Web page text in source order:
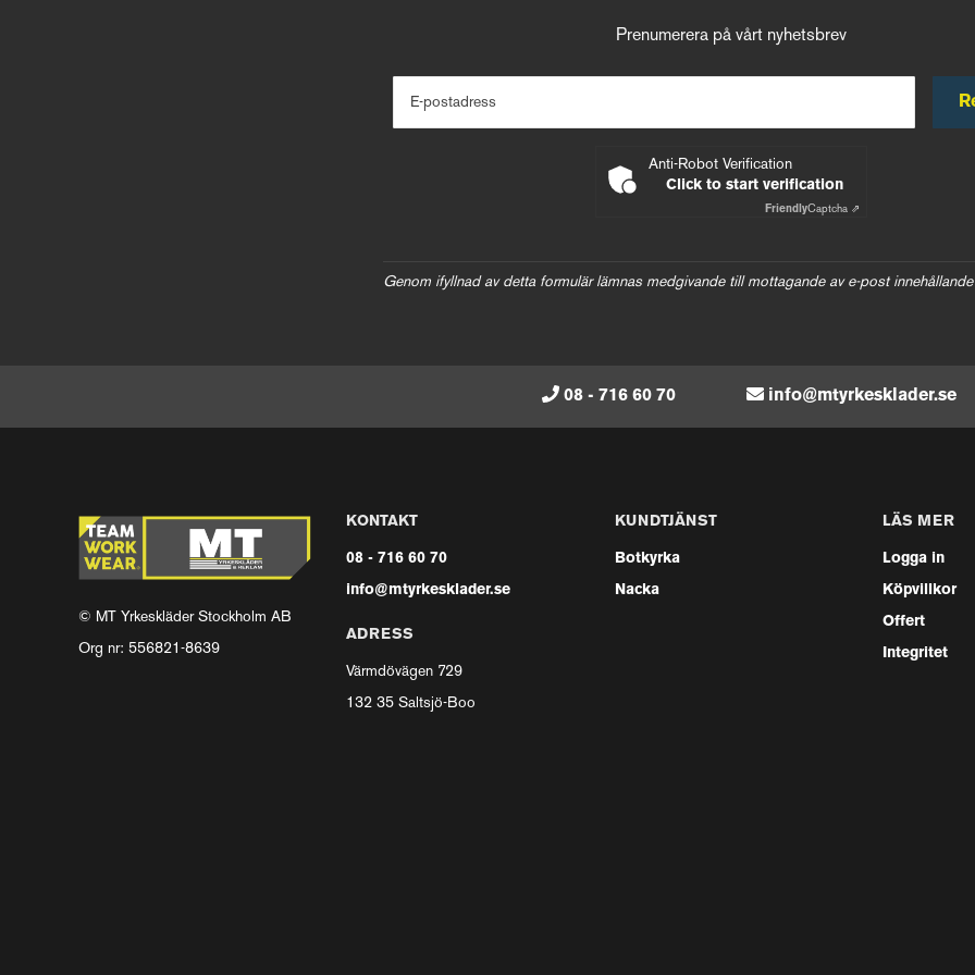
Prenumerera på vårt nyhetsbrev
E-postadress
Anti-Robot Verification
Click to start verification
FriendlyCaptcha ⇗
Genom ifyllnad av detta formulär lämnas medgivande till mottagande av e-post
08 - 716 60 70 info@mtyrkesklader.se
© MT Yrkeskläder Stockholm AB
Org nr: 556821-8639
KONTAKT
08 - 716 60 70
info@mtyrkesklader.se
ADRESS
Värmdövägen 729
132 35 Saltsjö-Boo
KUNDTJÄNST
Botkyrka
Nacka
LÄS MER
Logga in
Köpvillkor
Offert
Integritet